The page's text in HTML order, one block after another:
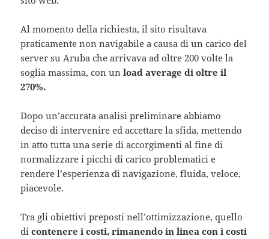
Al momento della richiesta, il sito risultava
praticamente non navigabile a causa di un carico del
server su Aruba che arrivava ad oltre 200 volte la
soglia massima, con un load average di oltre il
270%.
Dopo un’accurata analisi preliminare abbiamo
deciso di intervenire ed accettare la sfida, mettendo
in atto tutta una serie di accorgimenti al fine di
normalizzare i picchi di carico problematici e
rendere l’esperienza di navigazione, fluida, veloce,
piacevole.
Tra gli obiettivi preposti nell’ottimizzazione, quello
dicontenere i costi, rimanendo in linea con i costi